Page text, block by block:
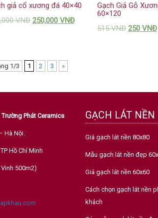
giả cổ xương đá 40×40
VNĐ 250,000 VNĐ
Gạch Giả Gỗ
60×120
515VNĐ 250 VNĐ
1/3 1 2 3 »
Phát Ceramics
Hà Nội.
Hồ Chí Minh
500m2)
GẠCH LÁT NỀN
Giá gạch lát nền 80x80
Mẫu gạch lát nền đẹp
Giá gạch lát nền 60x60
Cách chọn gạch lát nền
khách